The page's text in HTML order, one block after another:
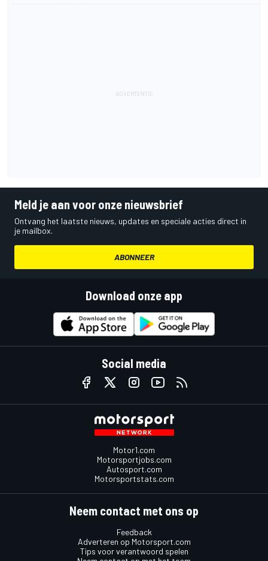
Meld je aan voor onze nieuwsbrief
Ontvang het laatste nieuws, updates en speciale acties direct in
je mailbox.
ABONNEER
Download onze app
Social media
Motor1.com
Motorsportjobs.com
Autosport.com
Motorsportstats.com
Neem contact met ons op
Feedback
Adverteren op Motorsport.com
Tips voor verantwoord spelen